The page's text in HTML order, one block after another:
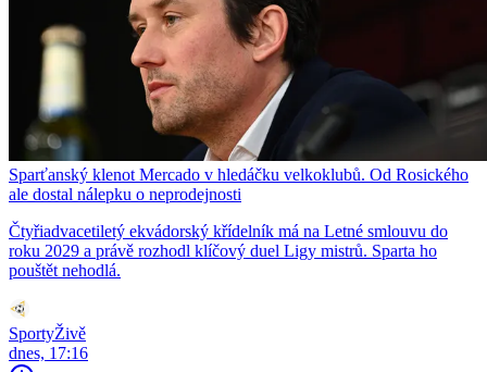
Sparťanský klenot Mercado v hledáčku velkoklubů. Od Rosického
ale dostal nálepku o neprodejnosti
Čtyřiadvacetiletý ekvádorský křídelník má na Letné smlouvu do
roku 2029 a právě rozhodl klíčový duel Ligy mistrů. Sparta ho
pouštět nehodlá.
SportyŽivě
dnes, 17:16